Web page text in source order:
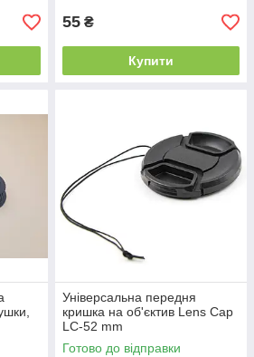
55 ₴
Купити
Універсальна передня
кришка на об'єктив Lens Cap
LC-52 mm
Готово до відправки